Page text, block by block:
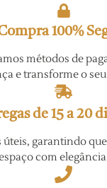
100%
métodos de
e transforme o
de 15 a 20
úteis, garantindo
com